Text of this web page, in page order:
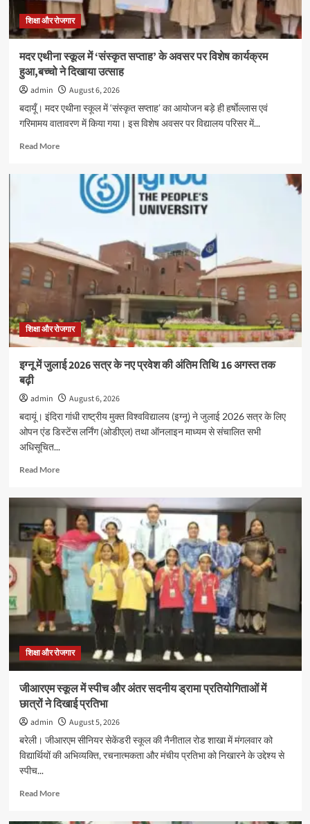
का
निःशुल्क
स्वास्थ्य
शिक्षा और रोजगार
मदर एथीना स्कूल में ‘संस्कृत सप्ताह’ के अवसर पर विशेष कार्यक्रम
हुआ,बच्चो ने दिखाया उत्साह
admin
August 6, 2026
बदायूँ। मदर एथीना स्कूल में ‘संस्कृत सप्ताह’ का आयोजन बड़े ही हर्षाेल्लास एवं
गरिमामय वातावरण में किया गया। इस विशेष अवसर पर विद्यालय परिसर में...
Read MoreRead
सप्ताह’
के
अवसर
हुआ,बच्चो
ने
उत्साह
शिक्षा और रोजगार
इग्नू में जुलाई 2026 सत्र के नए प्रवेश की अंतिम तिथि 16 अगस्त तक
बढ़ी
admin
August 6, 2026
बदायूं। इंदिरा गांधी राष्ट्रीय मुक्त विश्वविद्यालय (इग्नू) ने जुलाई 2026 सत्र के लिए
ओपन एंड डिस्टेंस लर्निंग (ओडीएल) तथा ऑनलाइन माध्यम से संचालित सभी
अधिसूचित...
Read MoreRead
इग्नू
जुलाई
2026
सत्र
के
नए
प्रवेश
की
अंतिम
तिथि
16
अगस्त
बढ़ी
शिक्षा और रोजगार
जीआरएम स्कूल में स्पीच और अंतर सदनीय ड्रामा प्रतियोगिताओं में
छात्रों ने दिखाई प्रतिभा
admin
August 5, 2026
बरेली। जीआरएम सीनियर सेकेंडरी स्कूल की नैनीताल रोड शाखा में मंगलवार को
विद्यार्थियों की अभिव्यक्ति, रचनात्मकता और मंचीय प्रतिभा को निखारने के उद्देश्य से
स्पीच...
Read MoreRead